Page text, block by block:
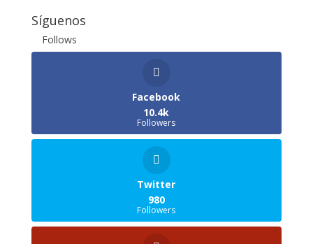
Síguenos
Follows
Facebook
10.4k
Followers
Twitter
980
Followers